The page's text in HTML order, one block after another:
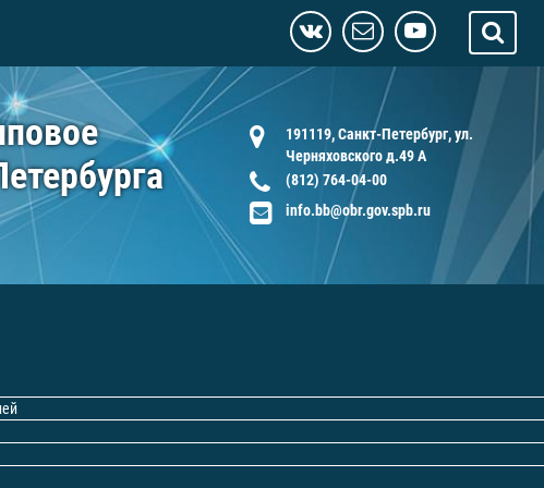
191119, Санкт-Петербург, ул.
Черняховского д.49 А
(812) 764-04-00
info.bb@obr.gov.spb.ru